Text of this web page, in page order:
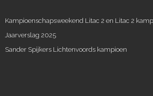
Kampioenschapsweekend Litac 2 en Litac 2
Jaarverslag 2025
Sander Spijkers Lichtenvoords kampioen